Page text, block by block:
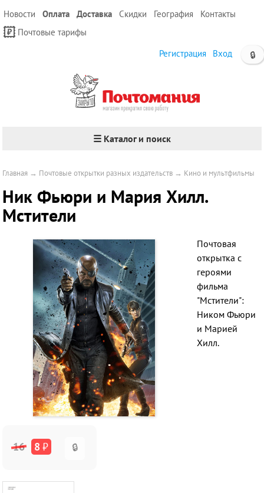
Новости Оплата Доставка Скидки География
Контакты
Почтовые тарифы
🔒
Регистрация Вход
☰ Каталог и поиск
Главная → Почтовые открытки разных издательств → Кино и мультфильмы
Ник Фьюри и Мария Хилл.
Мстители
Почтовая
открытка с
героями
фильма
"Мстители":
Ником Фьюри
и Марией
Хилл.
16 8 ₽ 🔒